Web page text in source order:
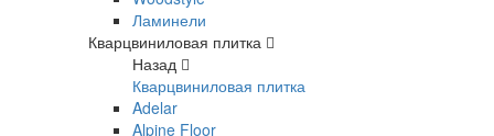
Ламинели
Кварцвиниловая плитка
Назад
Кварцвиниловая плитка
Adelar
Alpine Floor